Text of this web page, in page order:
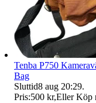
Tenba P750
Bag
Sluttid8 aug 20:29.
Pris:500 kr,Eller Köp